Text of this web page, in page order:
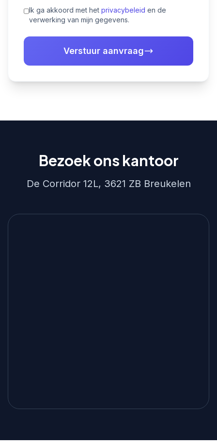
Ik ga akkoord met het privacybeleid en de
verwerking van mijn gegevens.
Verstuur aanvraag
Bezoek ons kantoor
De Corridor 12L, 3621 ZB Breukelen